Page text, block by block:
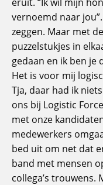
vernoemd naar
zeggen. Maar met
puzzelstukjes in
gedaan en ik ben je
Het is voor mij
Tja, daar had ik
ons bij Logistic
met onze
medewerkers
bed uit om net dat
band met mensen
collega’s trouwens.